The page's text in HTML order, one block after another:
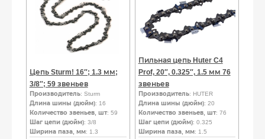
Цепь Sturm! 16″; 1.3 мм;
3/8″; 59 звеньев
Производитель: Sturm
Длина шины (дюйм): 16
Количество звеньев, шт: 59
Шаг цепи (дюйм): 3/8
Ширина паза, мм: 1.3
Пильная цепь Huter C4
Prof, 20″, 0.325″, 1.5 мм 76
звеньев
Производитель: HUTER
Длина шины (дюйм): 20
Количество звеньев, шт: 76
Шаг цепи (дюйм): 0.325
Ширина паза, мм: 1.5